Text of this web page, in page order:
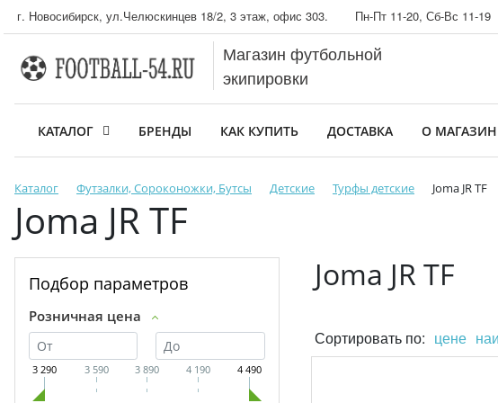
г. Новосибирск, ул.Челюскинцев 18/2, 3 этаж, офис 303. Пн-Пт 11-20, Сб-Вс 11-19
Магазин футбольной
экипировки
КАТАЛОГ БРЕНДЫ КАК КУПИТЬ ДОСТАВКА О
Каталог Футзалки, Сороконожки, Бутсы Детские Турфы детские Joma JR TF
Joma JR TF
Подбор параметров
Розничная цена
3 290 3 590 3 890 4 190 4 490
Joma JR TF
Сортировать по: цене